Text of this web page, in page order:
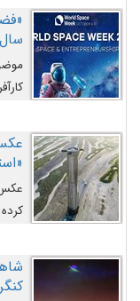
سال ۲۰۲۳